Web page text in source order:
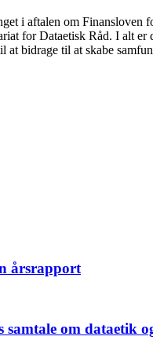
i aftalen om Finansloven
for Dataetisk Råd. I alt
bidrage til at skabe
årsrapport
om dataetik